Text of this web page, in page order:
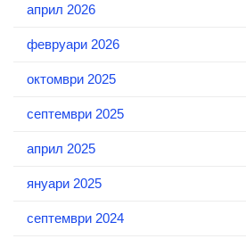
април 2026
февруари 2026
октомври 2025
септември 2025
април 2025
януари 2025
септември 2024